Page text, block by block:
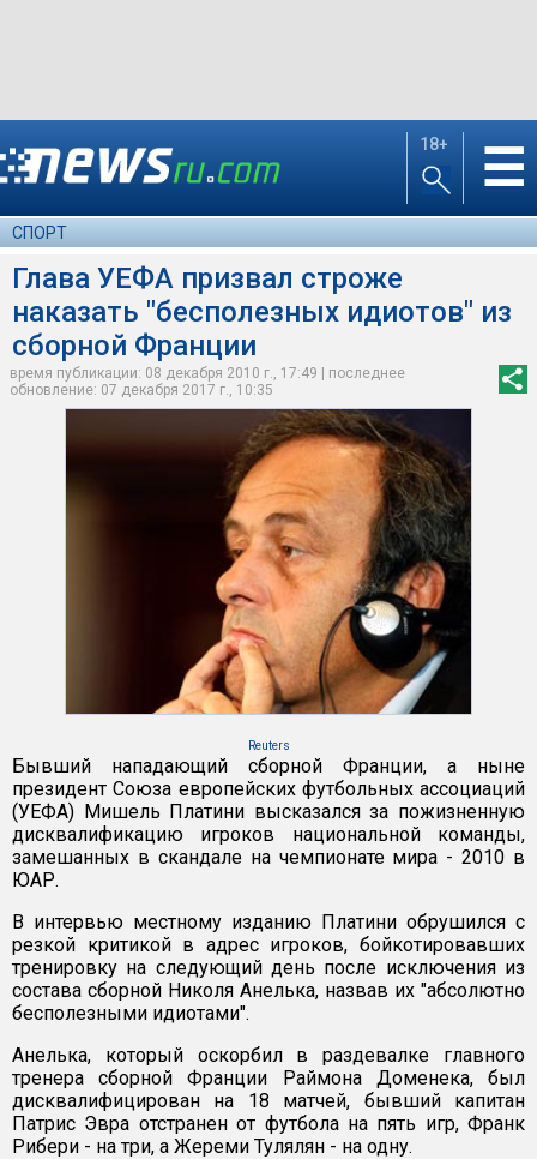
18+ ☰
СПОРТ
Глава УЕФА призвал строже
наказать "бесполезных идиотов" из
сборной Франции
время публикации: 08 декабря 2010 г., 17:49 | последнее
обновление: 07 декабря 2017 г., 10:35
Reuters
Бывший нападающий сборной Франции, а ныне
президент Союза европейских футбольных ассоциаций
(УЕФА) Мишель Платини высказался за пожизненную
дисквалификацию игроков национальной команды,
замешанных в скандале на чемпионате мира - 2010 в
ЮАР.
В интервью местному изданию Платини обрушился с
резкой критикой в адрес игроков, бойкотировавших
тренировку на следующий день после исключения из
состава сборной Николя Анелька, назвав их "абсолютно
бесполезными идиотами".
Анелька, который оскорбил в раздевалке главного
тренера сборной Франции Раймона Доменека, был
дисквалифицирован на 18 матчей, бывший капитан
Патрис Эвра отстранен от футбола на пять игр, Франк
Рибери - на три, а Жереми Тулялян - на одну.